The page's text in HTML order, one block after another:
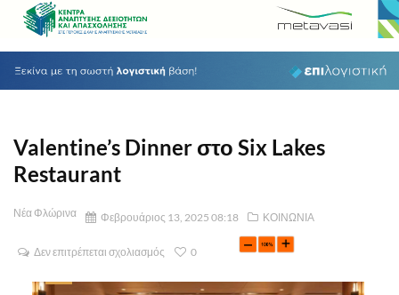
Valentine’s Dinner στο Six Lakes
Restaurant
Νέα Φλώρινα Φεβρουάριος 13, 2025 08:18 ΚΟΙΝΩΝΙΑ
Δεν επιτρέπεται σχολιασμός 0